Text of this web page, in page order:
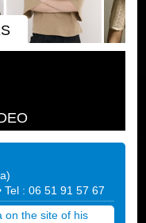
)
Tel : 06 51 91 57 67
on the site of his